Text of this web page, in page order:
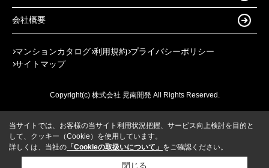
会社概要
マンションカタログ 利用規約 プライバシーポリシー
サイトマップ
Copyright(c) 株式会社 晃南開発 All Rights Reserved.
当サイトでは、お客様の当サイト利用状況把握、サービス向上検討を目的と
して、クッキー（Cookie）を使用しています。
詳しくは、当社の 「Cookieの取扱いについて」 をご確認ください。
閉じる